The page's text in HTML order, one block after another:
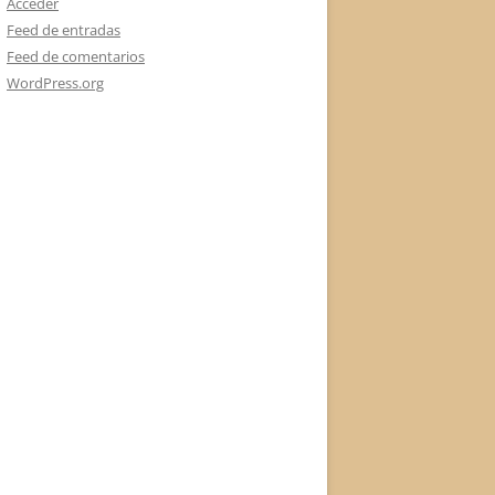
Feed de entradas
Feed de comentarios
WordPress.org